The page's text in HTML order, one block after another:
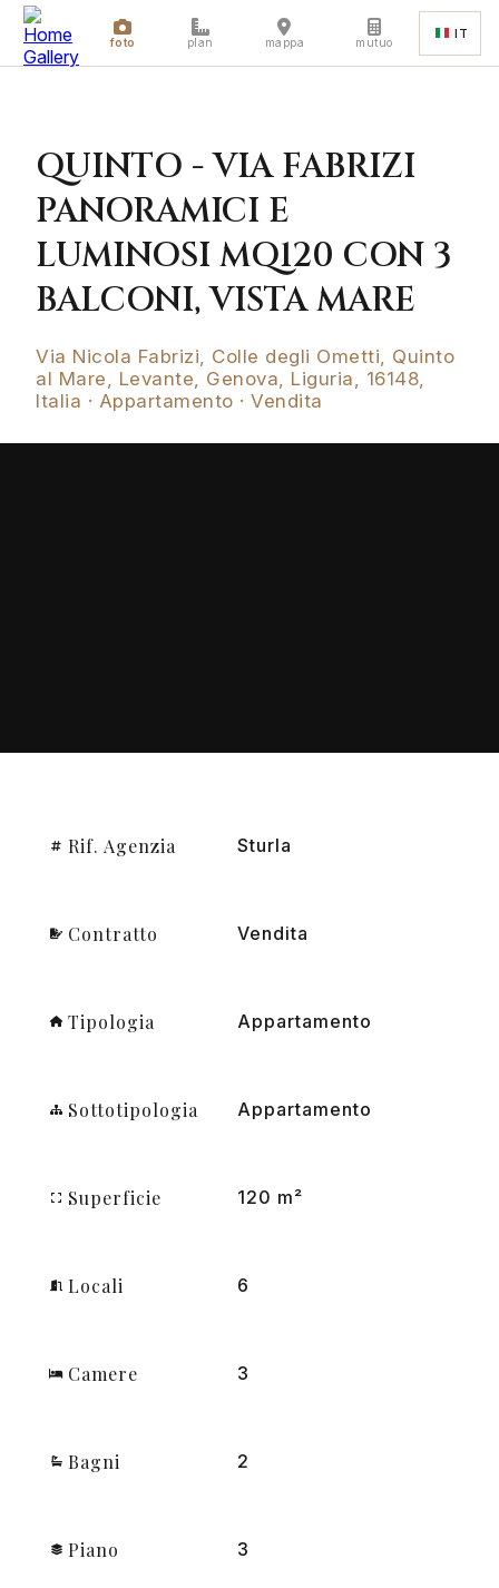
foto plan mappa mutuo
IT
QUINTO - VIA FABRIZI
PANORAMICI E
LUMINOSI MQ120 CON 3
BALCONI, VISTA MARE
Via Nicola Fabrizi, Colle degli Ometti, Quinto
al Mare, Levante, Genova, Liguria, 16148,
Italia · Appartamento · Vendita
Rif. Agenzia Sturla
Contratto Vendita
Tipologia Appartamento
Sottotipologia Appartamento
Superficie 120 m²
Locali 6
Camere 3
Bagni 2
Piano 3